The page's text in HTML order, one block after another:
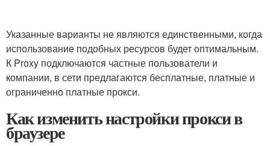
Указанные варианты не являются единственными, когда
использование подобных ресурсов будет оптимальным.
К Proxy подключаются частные пользователи и
компании, в сети предлагаются бесплатные, платные и
ограниченно платные прокси.
Как изменить настройки прокси в
браузере